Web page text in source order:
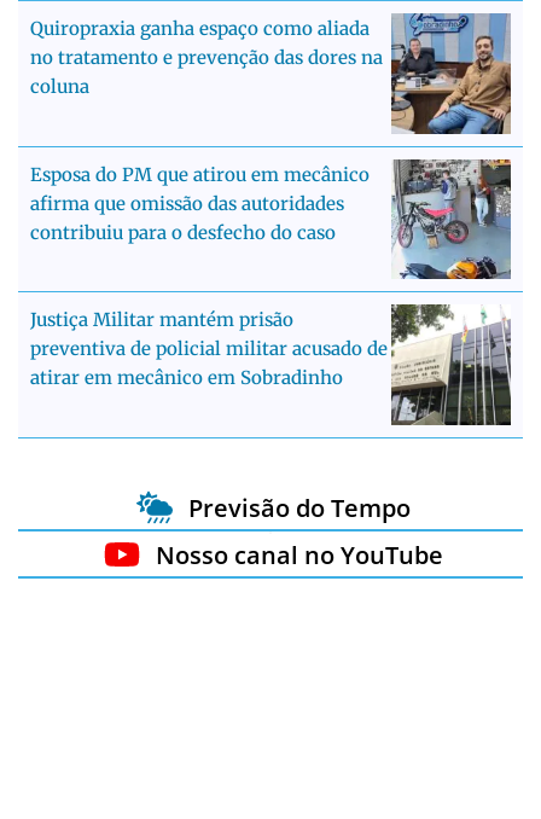
Quiropraxia ganha espaço como aliada
no tratamento e prevenção das dores na
coluna
Esposa do PM que atirou em mecânico
afirma que omissão das autoridades
contribuiu para o desfecho do caso
Justiça Militar mantém prisão
preventiva de policial militar acusado de
atirar em mecânico em Sobradinho
Previsão do Tempo
Nosso canal no YouTube